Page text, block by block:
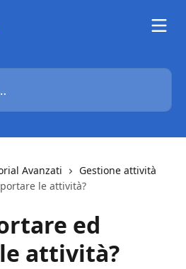
Avanzati
Gestione attività
le attività?
ed
attività?